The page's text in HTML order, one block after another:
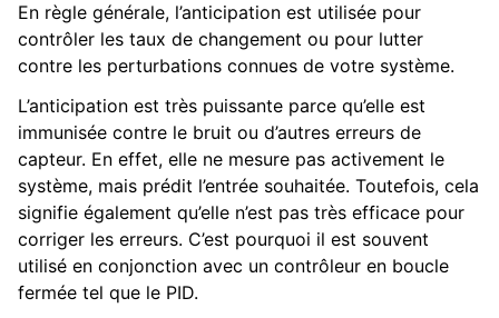
En règle générale, l’anticipation est utilisée pour
contrôler les taux de changement ou pour lutter
contre les perturbations connues de votre système.
L’anticipation est très puissante parce qu’elle est
immunisée contre le bruit ou d’autres erreurs de
capteur. En effet, elle ne mesure pas activement le
système, mais prédit l’entrée souhaitée. Toutefois, cela
signifie également qu’elle n’est pas très efficace pour
corriger les erreurs. C’est pourquoi il est souvent
utilisé en conjonction avec un contrôleur en boucle
fermée tel que le PID.